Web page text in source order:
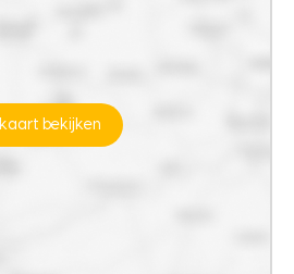
kaart bekijken